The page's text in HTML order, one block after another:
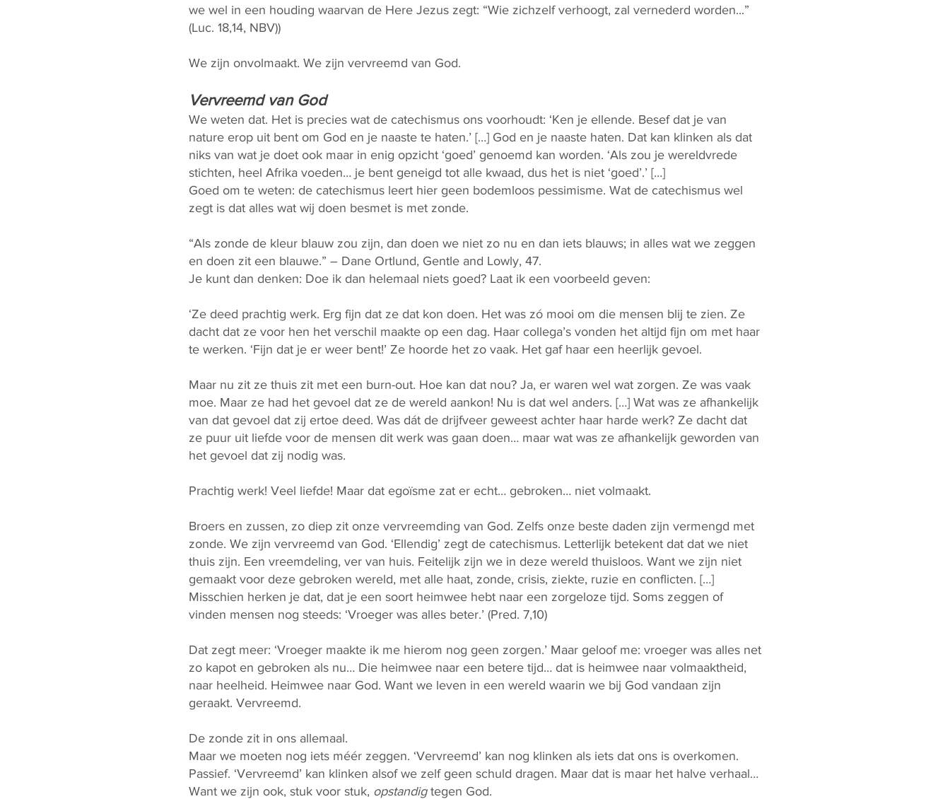
we wel in een houding waarvan de Here Jezus zegt: “Wie zichzelf verhoogt, zal vernederd worden...”
(Luc. 18,14, NBV))
We zijn onvolmaakt. We zijn vervreemd van God.
Vervreemd van God
We weten dat. Het is precies wat de catechismus ons voorhoudt: ‘Ken je ellende. Besef dat je van
nature erop uit bent om God en je naaste te haten.’ […] God en je naaste haten. Dat kan klinken als dat
niks van wat je doet ook maar in enig opzicht ‘goed’ genoemd kan worden. ‘Als zou je wereldvrede
stichten, heel Afrika voeden… je bent geneigd tot alle kwaad, dus het is niet ‘goed’.’ […]
Goed om te weten: de catechismus leert hier geen bodemloos pessimisme. Wat de catechismus wel
zegt is dat alles wat wij doen besmet is met zonde.
“Als zonde de kleur blauw zou zijn, dan doen we niet zo nu en dan iets blauws; in alles wat we zeggen
en doen zit een blauwe.” – Dane Ortlund, Gentle and Lowly, 47.
Je kunt dan denken: Doe ik dan helemaal niets goed? Laat ik een voorbeeld geven:
‘Ze deed prachtig werk. Erg fijn dat ze dat kon doen. Het was zó mooi om die mensen blij te zien. Ze
dacht dat ze voor hen het verschil maakte op een dag. Haar collega’s vonden het altijd fijn om met haar
te werken. ‘Fijn dat je er weer bent!’ Ze hoorde het zo vaak. Het gaf haar een heerlijk gevoel.
Maar nu zit ze thuis zit met een burn-out. Hoe kan dat nou? Ja, er waren wel wat zorgen. Ze was vaak
moe. Maar ze had het gevoel dat ze de wereld aankon! Nu is dat wel anders. […] Wat was ze afhankelijk
van dat gevoel dat zij ertoe deed. Was dát de drijfveer geweest achter haar harde werk? Ze dacht dat
ze puur uit liefde voor de mensen dit werk was gaan doen… maar wat was ze afhankelijk geworden van
het gevoel dat zij nodig was.
Prachtig werk! Veel liefde! Maar dat egoïsme zat er echt… gebroken… niet volmaakt.
Broers en zussen, zo diep zit onze vervreemding van God. Zelfs onze beste daden zijn vermengd met
zonde. We zijn vervreemd van God. ‘Ellendig’ zegt de catechismus. Letterlijk betekent dat dat we niet
thuis zijn. Een vreemdeling, ver van huis. Feitelijk zijn we in deze wereld thuisloos. Want we zijn niet
gemaakt voor deze gebroken wereld, met alle haat, zonde, crisis, ziekte, ruzie en conflicten. […]
Misschien herken je dat, dat je een soort heimwee hebt naar een zorgeloze tijd. Soms zeggen of
vinden mensen nog steeds: ‘Vroeger was alles beter.’ (Pred. 7,10)
Dat zegt meer: ‘Vroeger maakte ik me hierom nog geen zorgen.’ Maar geloof me: vroeger was alles net
zo kapot en gebroken als nu… Die heimwee naar een betere tijd… dat is heimwee naar volmaaktheid,
naar heelheid. Heimwee naar God. Want we leven in een wereld waarin we bij God vandaan zijn
geraakt. Vervreemd.
De zonde zit in ons allemaal.
Maar we moeten nog iets méér zeggen. ‘Vervreemd’ kan nog klinken als iets dat ons is overkomen.
Passief. ‘Vervreemd’ kan klinken alsof we zelf geen schuld dragen. Maar dat is maar het halve verhaal…
Want we zijn ook, stuk voor stuk, opstandig tegen God.